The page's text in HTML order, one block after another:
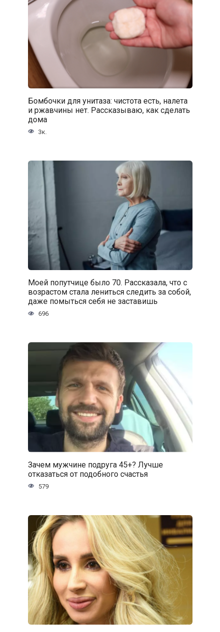
Бомбочки для унитаза: чистота есть, налета
и ржавчины нет. Рассказываю, как сделать
дома
3к.
Моей попутчице было 70. Рассказала, что с
возрастом стала лениться следить за собой,
даже помыться себя не заставишь
696
Зачем мужчине подруга 45+? Лучше
отказаться от подобного счастья
579